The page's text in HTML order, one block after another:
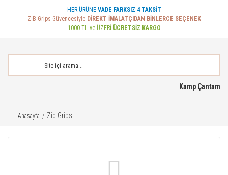
HER ÜRÜNE VADE FARKSIZ 4 TAKSİT
ZİB Grips Güvencesiyle DİREKT İMALATÇIDAN BİNLERCE SEÇENEK
1000 TL ve ÜZERİ ÜCRETSİZ KARGO
Kamp Çantam
Anasayfa Zib Grips